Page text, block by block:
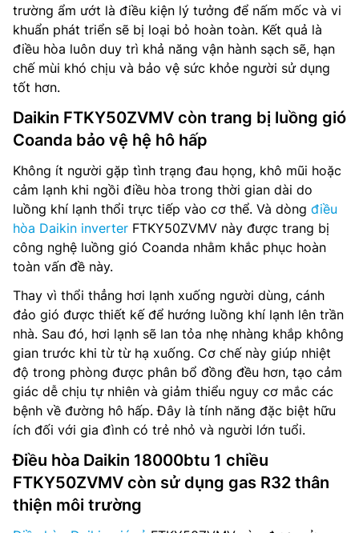
trường ẩm ướt là điều kiện lý tưởng để nấm mốc và vi
khuẩn phát triển sẽ bị loại bỏ hoàn toàn. Kết quả là
điều hòa luôn duy trì khả năng vận hành sạch sẽ, hạn
chế mùi khó chịu và bảo vệ sức khỏe người sử dụng
tốt hơn.
Daikin FTKY50ZVMV còn trang bị luồng gió
Coanda bảo vệ hệ hô hấp
Không ít người gặp tình trạng đau họng, khô mũi hoặc
cảm lạnh khi ngồi điều hòa trong thời gian dài do
luồng khí lạnh thổi trực tiếp vào cơ thể. Và dòng điều
hòa Daikin inverter FTKY50ZVMV này được trang bị
công nghệ luồng gió Coanda nhằm khắc phục hoàn
toàn vấn đề này.
Thay vì thổi thẳng hơi lạnh xuống người dùng, cánh
đảo gió được thiết kế để hướng luồng khí lạnh lên trần
nhà. Sau đó, hơi lạnh sẽ lan tỏa nhẹ nhàng khắp không
gian trước khi từ từ hạ xuống. Cơ chế này giúp nhiệt
độ trong phòng được phân bổ đồng đều hơn, tạo cảm
giác dễ chịu tự nhiên và giảm thiểu nguy cơ mắc các
bệnh về đường hô hấp. Đây là tính năng đặc biệt hữu
ích đối với gia đình có trẻ nhỏ và người lớn tuổi.
Điều hòa Daikin 18000btu 1 chiều
FTKY50ZVMV còn sử dụng gas R32 thân
thiện môi trường